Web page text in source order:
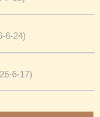
6-24)
6-17)